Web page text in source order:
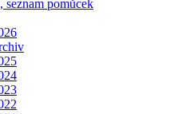
seznam pomůcek